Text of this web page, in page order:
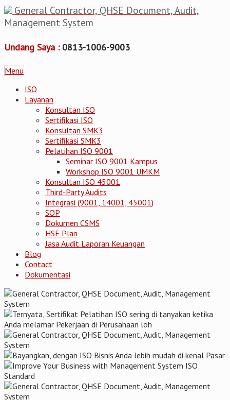
General Contractor, QHSE Document, Audit,
Management System
Undang Saya : 0813-1006-9003
Menu
ISO
Layanan
Konsultan ISO
Sertifikasi ISO
Konsultan SMK3
Sertifikasi SMK3
Pelatihan ISO 9001
Seminar ISO 9001 Kampus
Workshop ISO 9001 UMKM
Konsultan ISO 45001
Third-Party Audits
Integrasi (9001, 14001, 45001)
SOP
Dokumen CSMS
HSE Plan
Jasa Audit Laporan Keuangan
Blog
Contact
Dokumentasi